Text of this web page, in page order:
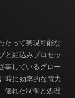
たって実現可能な
と組込みプロセッ
事しているグロー
時に効率的な電力
優れた制御と処理